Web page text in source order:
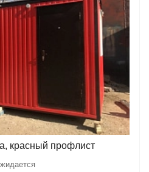
красный профлист